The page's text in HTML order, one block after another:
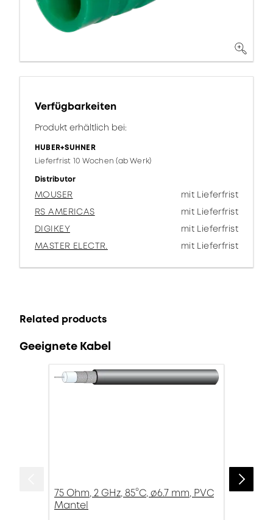
Verfügbarkeiten
Produkt erhältlich bei:
HUBER+SUHNER
Lieferfrist 10 Wochen (ab Werk)
Distributor
MOUSER
mit Lieferfrist
RS AMERICAS
mit Lieferfrist
DIGIKEY
mit Lieferfrist
MASTER ELECTR.
mit Lieferfrist
Related products
Geeignete Kabel
75 Ohm, 2 GHz, 85°C, ø6.7 mm, PVC
Mantel